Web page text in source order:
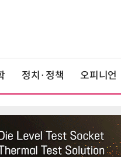
정치·정책 오피니언